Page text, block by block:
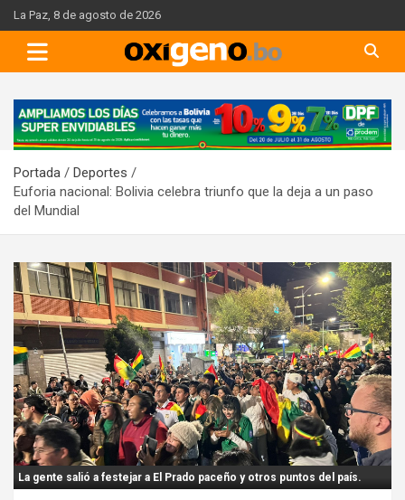
Skip
to
content
La Paz, 8 de agosto de 2026
A
d
e
r
t
s
e
m
e
n
t
:
Portada
Deportes
Euforia nacional: Bolivia celebra triunfo que la deja a un paso
del Mundial
La gente salió a festejar a El Prado paceño y otros puntos del país.